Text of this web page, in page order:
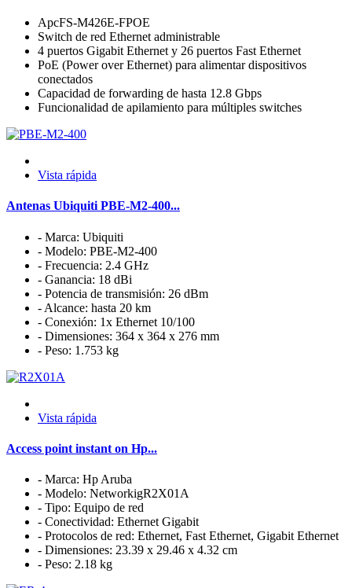
ApcFS-M426E-FPOE
Switch de red Ethernet administrable
4 puertos Gigabit Ethernet y 26 puertos Fast Ethernet
PoE (Power over Ethernet) para alimentar dispositivos
conectados
Capacidad de forwarding de hasta 12.8 Gbps
Funcionalidad de apilamiento para múltiples switches
Vista rápida
Antenas Ubiquiti PBE-M2-400...
- Marca: Ubiquiti
- Modelo: PBE-M2-400
- Frecuencia: 2.4 GHz
- Ganancia: 18 dBi
- Potencia de transmisión: 26 dBm
- Alcance: hasta 20 km
- Conexión: 1x Ethernet 10/100
- Dimensiones: 364 x 364 x 276 mm
- Peso: 1.753 kg
Vista rápida
Access point instant on Hp...
- Marca: Hp Aruba
- Modelo: NetworkigR2X01A
- Tipo: Equipo de red
- Conectividad: Ethernet Gigabit
- Protocolos de red: Ethernet, Fast Ethernet, Gigabit Ethernet
- Dimensiones: 23.39 x 29.46 x 4.32 cm
- Peso: 2.18 kg